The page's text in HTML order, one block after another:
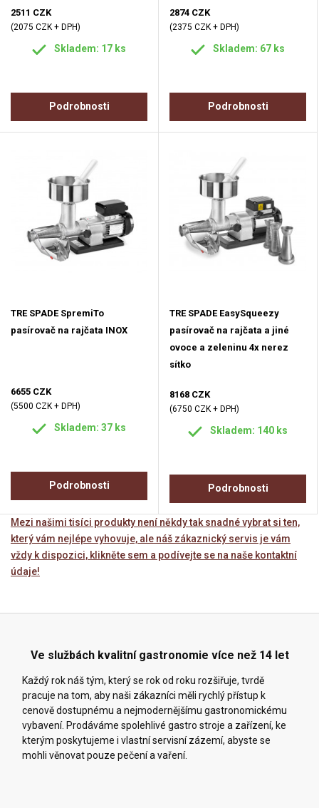
2511 CZK
(2075 CZK + DPH)
Skladem: 17 ks
Podrobnosti
2874 CZK
(2375 CZK + DPH)
Skladem: 67 ks
Podrobnosti
TRE SPADE SpremiTo
pasírovač na rajčata INOX
6655 CZK
(5500 CZK + DPH)
Skladem: 37 ks
Podrobnosti
TRE SPADE EasySqueezy
pasírovač na rajčata a jiné
ovoce a zeleninu 4x nerez
sítko
8168 CZK
(6750 CZK + DPH)
Skladem: 140 ks
Podrobnosti
Mezi našimi tisíci produkty není někdy tak snadné vybrat si ten,
který vám nejlépe vyhovuje, ale náš zákaznický servis je vám
vždy k dispozici, klikněte sem a podívejte se na naše kontaktní
údaje!
Ve službách kvalitní gastronomie více než 14 let
Každý rok náš tým, který se rok od roku rozšiřuje, tvrdě
pracuje na tom, aby naši zákazníci měli rychlý přístup k
cenově dostupnému a nejmodernějšímu gastronomickému
vybavení. Prodáváme spolehlivé gastro stroje a zařízení, ke
kterým poskytujeme i vlastní servisní zázemí, abyste se
mohli věnovat pouze pečení a vaření.